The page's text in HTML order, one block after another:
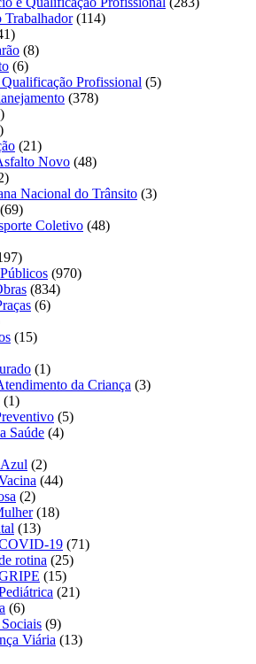
Trabalhador(114)
(8)
(6)
Qualificação Profissional (5)
(378)
(21)
Novo (48)
Nacional do Trânsito (3)
(69)
Coletivo (48)
(970)
(834)
(6)
(15)
(1)
da Criança (3)
(1)
(5)
Saúde (4)
(2)
(44)
(2)
(18)
(13)
19 (71)
rotina (25)
(15)
(21)
(6)
(9)
Viária (13)